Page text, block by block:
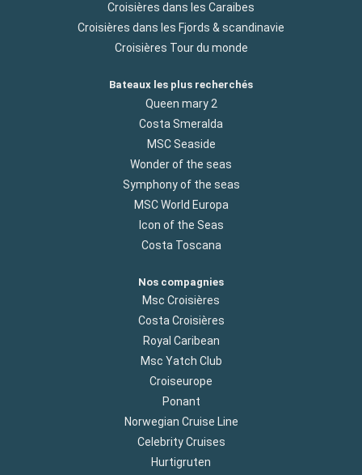
Croisières dans les Caraibes
Croisières dans les Fjords & scandinavie
Croisières Tour du monde
Bateaux les plus recherchés
Queen mary 2
Costa Smeralda
MSC Seaside
Wonder of the seas
Symphony of the seas
MSC World Europa
Icon of the Seas
Costa Toscana
Nos compagnies
Msc Croisières
Costa Croisières
Royal Caribean
Msc Yatch Club
Croiseurope
Ponant
Norwegian Cruise Line
Celebrity Cruises
Hurtigruten